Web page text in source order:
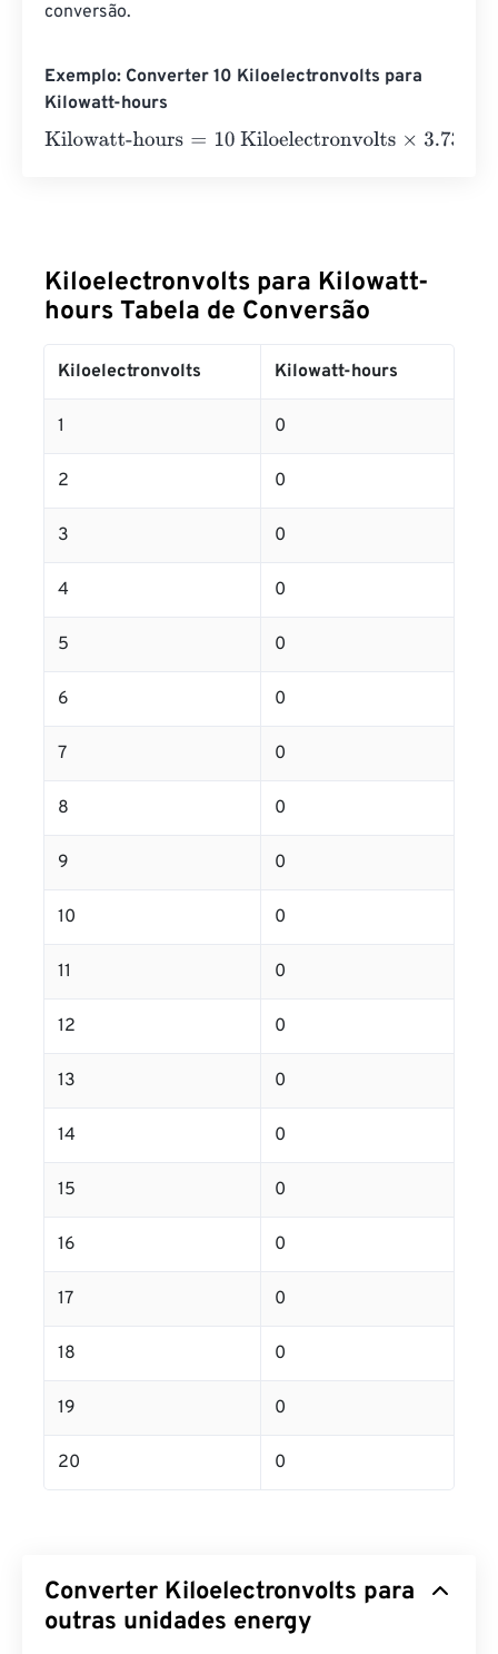
conversão.
Exemplo: Converter 10 Kiloelectronvolts para
Kilowatt-hours
Kilowatt-hours=10 Kiloelectronvolts×
Kiloelectronvolts para Kilowatt-
hours Tabela de Conversão
Kiloelectronvolts Kilowatt-hours
1 0
2 0
3 0
4 0
5 0
6 0
7 0
8 0
9 0
10 0
11 0
12 0
13 0
14 0
15 0
16 0
17 0
18 0
19 0
20 0
Converter Kiloelectronvolts para
outras unidades energy